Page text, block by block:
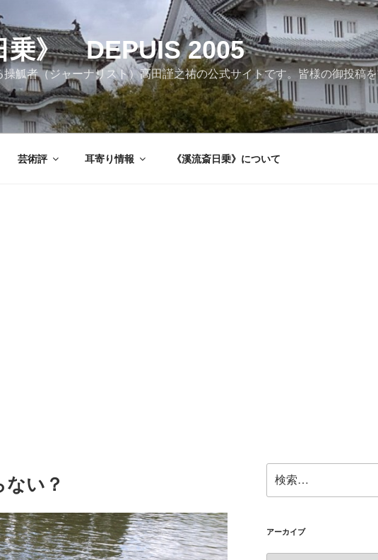
乗》 DEPUIS 2005
觚者（ジャーナリスト）高田謹之祐の公式サイトです。皆様の御投稿
芸術評 耳寄り情報 《溪流斎日乗》について
い？
索:
アーカイブ